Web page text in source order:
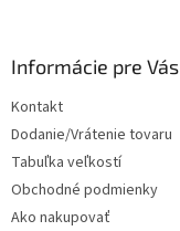
Informácie pre Vás
Kontakt
Dodanie/Vrátenie tovaru
Tabuľka veľkostí
Obchodné podmienky
Ako nakupovať